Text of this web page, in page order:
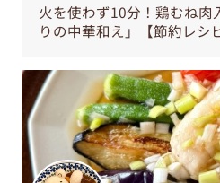
火を使わず10分！鶏むね肉
りの中華和え」【節約レシ